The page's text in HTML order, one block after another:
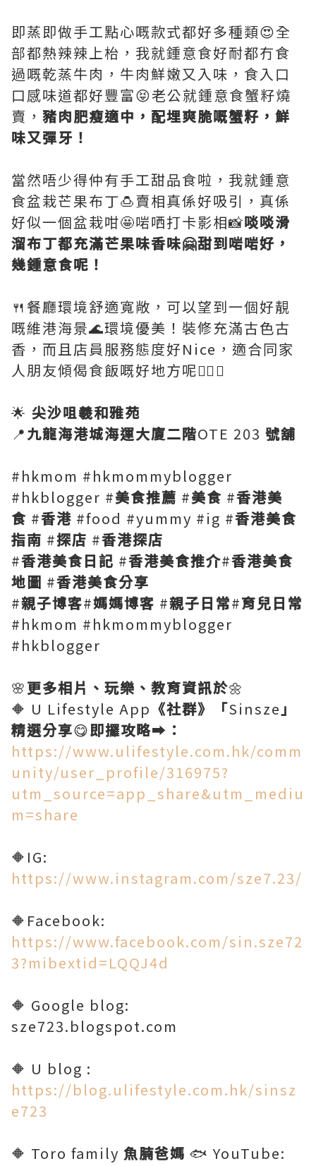
即蒸即做手工點心嘅款式都好多種類😍全
部都熱辣辣上枱，我就鍾意食好耐都冇食
過嘅乾蒸牛肉，牛肉鮮嫩又入味，食入口
口感味道都好豐富😝老公就鍾意食蟹籽燒
賣， 豬肉肥瘦適中，配埋爽脆嘅蟹籽，鮮
味又彈牙！
當然唔少得仲有手工甜品食啦，我就鍾意
食盆栽芒果布丁🍮賣相真係好吸引，真係
好似一個盆栽咁🤩啱哂打卡影相📸啖啖滑
溜布丁都充滿芒果味香味🤗甜到啱啱好，
幾鍾意食呢！
🍴餐廳環境舒適寬敞，可以望到一個好靚
嘅維港海景🌊環境優美！裝修充滿古色古
香，而且店員服務態度好Nice，適合同家
人朋友傾偈食飯嘅好地方呢👍🏻😍
🌟 尖沙咀羲和雅苑
📍九龍海港城海運大廈二階OTE 203 號舖
#hkmom #hkmommyblogger
#hkblogger #美食推薦 #美食 #香港美
食 #香港 #food #yummy #ig #香港美食
指南 #探店 #香港探店
#香港美食日記 #香港美食推介#香港美食
地圖 #香港美食分享
#親子博客#媽媽博客 #親子日常#育兒日常
#hkmom #hkmommyblogger
#hkblogger
🌸更多相片、玩樂、教育資訊於🌼
🔶 U Lifestyle App 《社群》「Sinsze 」
精選分享😋即攞攻略➡️ ：
https://www.ulifestyle.com.hk/comm
unity/user_profile/316975?
utm_source=app_share&utm_mediu
m=share
🔶IG:
https://www.instagram.com/sze7.23/
🔶Facebook:
https://www.facebook.com/sin.sze72
3?mibextid=LQQJ4d
🔶 Google blog:
sze723.blogspot.com
🔶 U blog :
https://blog.ulifestyle.com.hk/sinsz
e723
🔶 Toro family 魚腩爸媽 🐟 YouTube: